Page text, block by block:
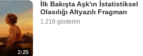
2:25
İlk Bakışta Aşk'ın İstatistiksel
Olasılığı Altyazılı Fragman
1.216 gösterim